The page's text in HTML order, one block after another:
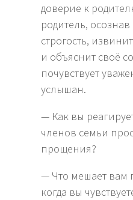
доверие к
родитель,
строгость,
и объяснит своё
почувствует
услышан.
— Как вы
членов семьи
прощения?
— Что мешает вам
когда вы